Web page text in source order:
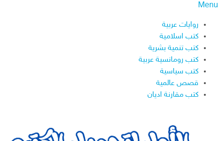
Menu
روايات عربية
كتب اسلامية
كتب تنمية بشرية
كتب رومانسية عربية
كتب سياسية
قصص عالمية
كتب مقارنة اديان